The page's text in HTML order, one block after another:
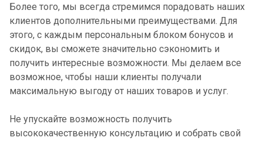
Более того, мы всегда стремимся порадовать наших
клиентов дополнительными преимуществами. Для
этого, с каждым персональным блоком бонусов и
скидок, вы сможете значительно сэкономить и
получить интересные возможности. Мы делаем все
возможное, чтобы наши клиенты получали
максимальную выгоду от наших товаров и услуг.
Не упускайте возможность получить
высококачественную консультацию и собрать свой